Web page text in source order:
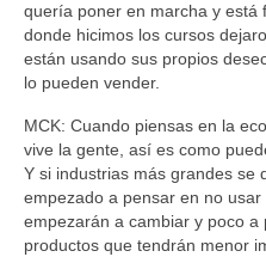
quería poner en marcha y está
donde hicimos los cursos
están usando sus propios
lo pueden vender.
MCK: Cuando piensas en la
vive la gente, así es como
Y si industrias más grandes se
empezado a pensar en no usar
empezarán a cambiar y poco
productos que tendrán menor